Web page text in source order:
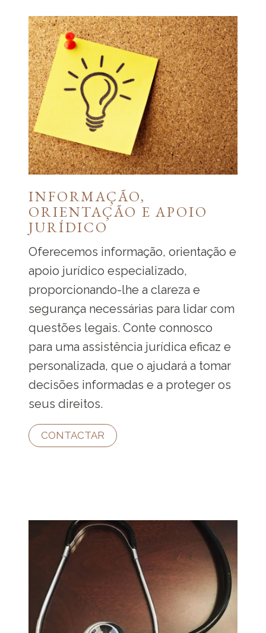
INFORMAÇÃO,
ORIENTAÇÃO E APOIO
JURÍDICO
Oferecemos informação, orientação e
apoio jurídico especializado,
proporcionando-lhe a clareza e
segurança necessárias para lidar com
questões legais. Conte connosco
para uma assistência jurídica eficaz e
personalizada, que o ajudará a tomar
decisões informadas e a proteger os
seus direitos.
CONTACTAR